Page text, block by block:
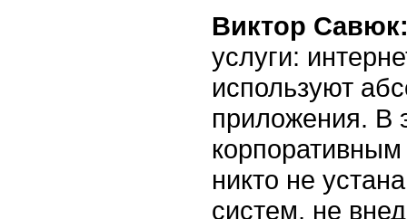
Виктор
услуги:
используют
приложения. В
никто не
систем, не